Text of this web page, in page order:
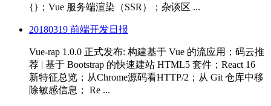
{}；Vue 服务端渲染（SSR）；杂谈区 ...
20180319 前端开发日报
Vue-rap 1.0.0 正式发布: 构建基于 Vue 的流应用；码云推
荐 | 基于 Bootstrap 的快速建站 HTML5 套件；React 16
新特征总览；从Chrome源码看HTTP/2；从 Git 仓库中移
除敏感信息； Re ...